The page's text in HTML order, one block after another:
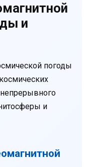
и
погоды
и